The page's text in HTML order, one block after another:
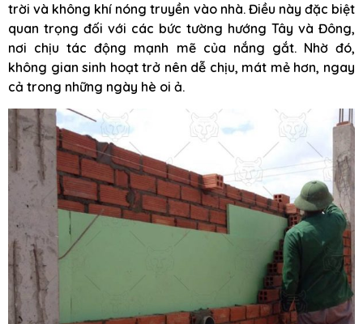
trời và không khí nóng truyền vào nhà. Điều này đặc biệt
quan trọng đối với các bức tường hướng Tây và Đông,
nơi chịu tác động mạnh mẽ của nắng gắt. Nhờ đó,
không gian sinh hoạt trở nên dễ chịu, mát mẻ hơn, ngay
cả trong những ngày hè oi ả.